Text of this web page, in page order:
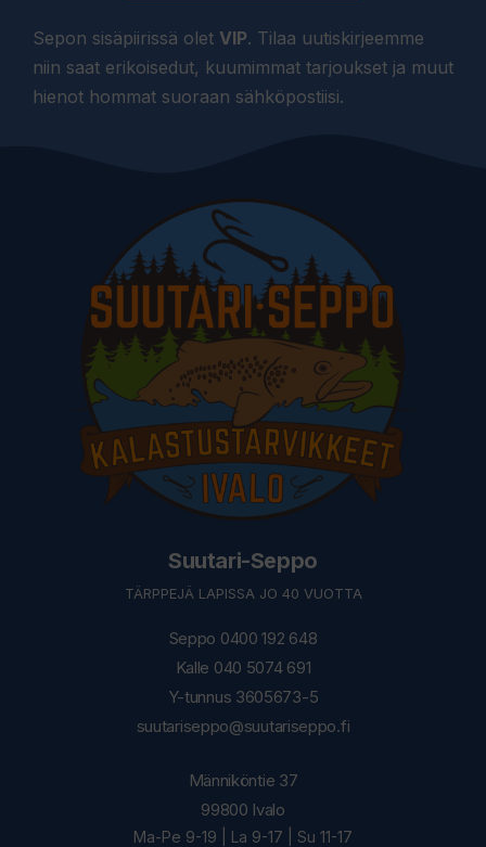
Sepon sisäpiirissä olet VIP. Tilaa uutiskirjeemme
niin saat erikoisedut, kuumimmat tarjoukset ja muut
hienot hommat suoraan sähköpostiisi.
Suutari-Seppo
TÄRPPEJÄ LAPISSA JO 40 VUOTTA
Seppo 0400 192 648
Kalle 040 5074 691
Y-tunnus 3605673-5
suutariseppo@suutariseppo.fi
Männiköntie 37
99800 Ivalo
Ma-Pe 9-19 | La 9-17 | Su 11-17